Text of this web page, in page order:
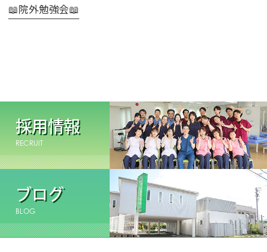
📖院外勉強会📖
採用情報
RECRUIT
ブログ
BLOG